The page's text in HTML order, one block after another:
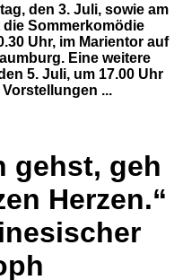
den 3. Juli, sowie am
Sommerkomödie
Uhr, im Marientor auf
Eine weitere
5. Juli, um 17.00 Uhr
...
gehst, geh
Herzen.“